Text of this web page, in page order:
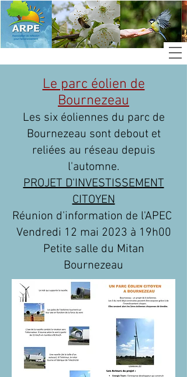
Le parc éolien de
Bournezeau
Les six éoliennes du parc de
Bournezeau sont debout et
reliées au réseau depuis
l'automne.
PROJET D'INVESTISSEMENT
CITOYEN
Réunion d'information de l'APEC
Vendredi 12 mai 2023 à 19h00
Petite salle du Mitan
Bournezeau